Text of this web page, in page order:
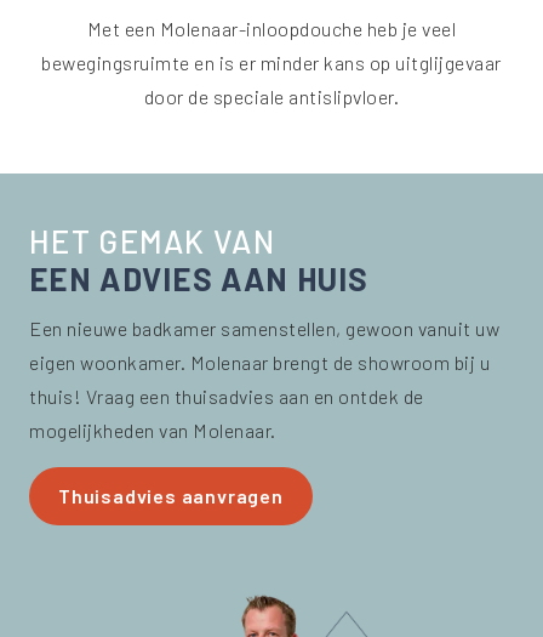
Met een Molenaar-inloopdouche heb je veel
bewegingsruimte en is er minder kans op uitglijgevaar
door de speciale antislipvloer.
HET GEMAK VAN
EEN ADVIES AAN HUIS
Een nieuwe badkamer samenstellen, gewoon vanuit uw
eigen woonkamer. Molenaar brengt de showroom bij u
thuis! Vraag een thuisadvies aan en ontdek de
mogelijkheden van Molenaar.
Thuisadvies aanvragen